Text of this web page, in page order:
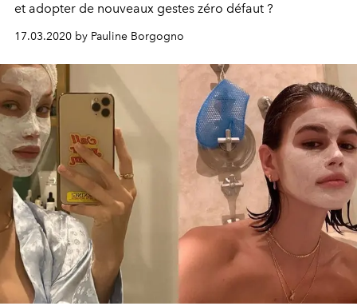
et adopter de nouveaux gestes zéro défaut ?
17.03.2020 by Pauline Borgogno